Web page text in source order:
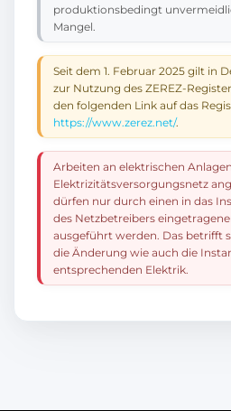
produktionsbedingt
Mangel.
Seit dem 1. Februar 2025 gilt in
zur Nutzung des ZEREZ-
den folgenden Link auf das
https://www.zerez.net/.
Arbeiten an elektrischen
Elektrizitätsversorgungsnetz
dürfen nur durch einen in das
des Netzbetreibers
ausgeführt werden. Das betrifft
die Änderung wie auch die
entsprechenden Elektrik.